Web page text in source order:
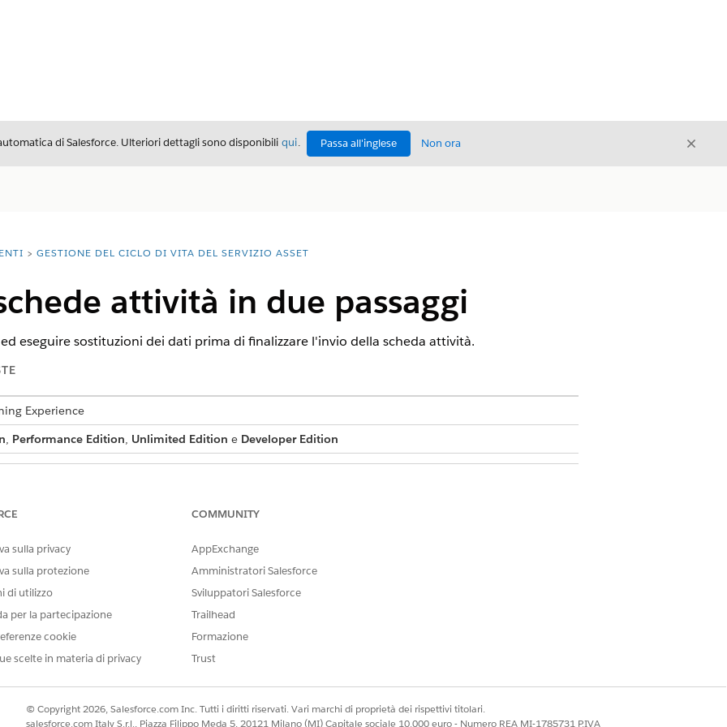
di Salesforce. Ulteriori dettagli sono disponibili qui. Passa all'inglese Non ora Chiudi
GESTIONE DEL CICLO DI VITA DEL SERVIZIO ASSET
attività in due passaggi
eseguire sostituzioni dei dati prima di finalizzare l'invio della scheda attività.
Experience
, Performance Edition, Unlimited Edition e Developer Edition
attività
stipendio.
attivitàper verificare che le ore e i tipi di retribuzione siano calcolati correttamente.
modificare manualmente le voci.
per gli aggiornamenti live durante la modifica o l'eliminazione degli elementi.
i valori al volo quando la fonte di dati è impostata su voci.
sulla privacy
sulla protezione
di utilizzo
per la partecipazione
cookie
scelte in materia di privacy
COMMUNITY
AppExchange
Amministratori Salesforce
Sviluppatori Salesforce
Trailhead
Formazione
Trust
© Copyright 2026, Salesforce.com Inc. Tutti i diritti riservati. Vari marchi di proprietà dei rispettivi titolari.
salesforce.com Italy S.r.l., Piazza Filippo Meda 5, 20121 Milano (MI) Capitale sociale 10.000 euro - Numero REA MI-1785731 P.IVA